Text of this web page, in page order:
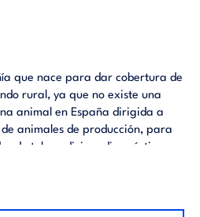
que nace para dar cobertura de
rural, ya que no existe una
animal en España dirigida a
animales de producción, para
de telemedicina, diagnóstico y
una plataforma
para cubrir la necesidad de
de poder realizar su trabajo